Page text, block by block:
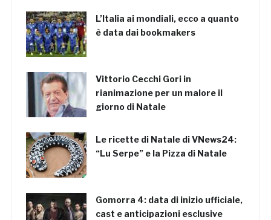
L’Italia ai mondiali, ecco a quanto
è data dai bookmakers
Vittorio Cecchi Gori in
rianimazione per un malore il
giorno di Natale
Le ricette di Natale di VNews24:
“Lu Serpe” e la Pizza di Natale
Gomorra 4: data di inizio ufficiale,
cast e anticipazioni esclusive